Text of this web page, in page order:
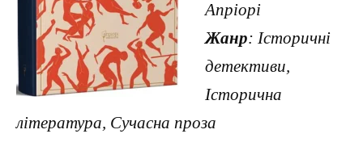
Апріорі
Жанр: Історичні
детективи,
Історична
література, Сучасна проза